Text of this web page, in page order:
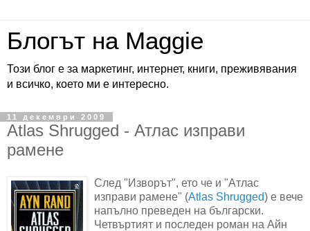
Блогът на Maggie
Този блог е за маркетинг, интернет, книги, преживявания
и всичко, което ми е интересно.
11 декември 2009
Atlas Shrugged - Атлас изправи
рамене
След "Изворът", ето че и "Атлас
изправи рамене" (Atlas Shrugged) е вече
напълно преведен на български.
Четвъртият и последен роман на Айн